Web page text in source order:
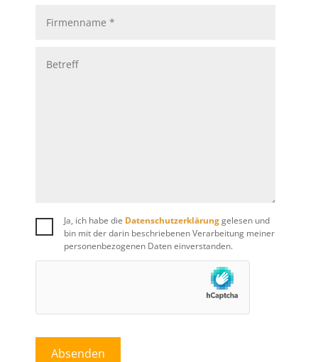
Ja, ich habe die Datenschutzerklärunggelesen und
bin mit der darin beschriebenen Verarbeitung meiner
personenbezogenen Daten einverstanden.